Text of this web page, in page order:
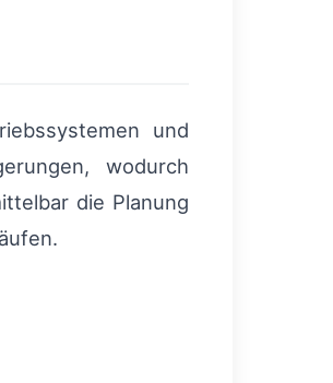
und
wodurch
die Planung